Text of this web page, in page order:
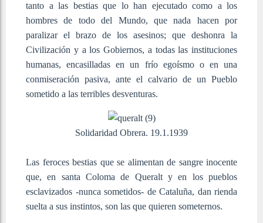
tanto a las bestias que lo han ejecutado como a los
hombres de todo del Mundo, que nada hacen por
paralizar el brazo de los asesinos; que deshonra la
Civilización y a los Gobiernos, a todas las instituciones
humanas, encasilladas en un frío egoísmo o en una
conmiseración pasiva, ante el calvario de un Pueblo
sometido a las terribles desventuras.
Solidaridad Obrera. 19.1.1939
Las feroces bestias que se alimentan de sangre inocente
que, en santa Coloma de Queralt y en los pueblos
esclavizados -nunca sometidos- de Cataluña, dan rienda
suelta a sus instintos, son las que quieren someternos.